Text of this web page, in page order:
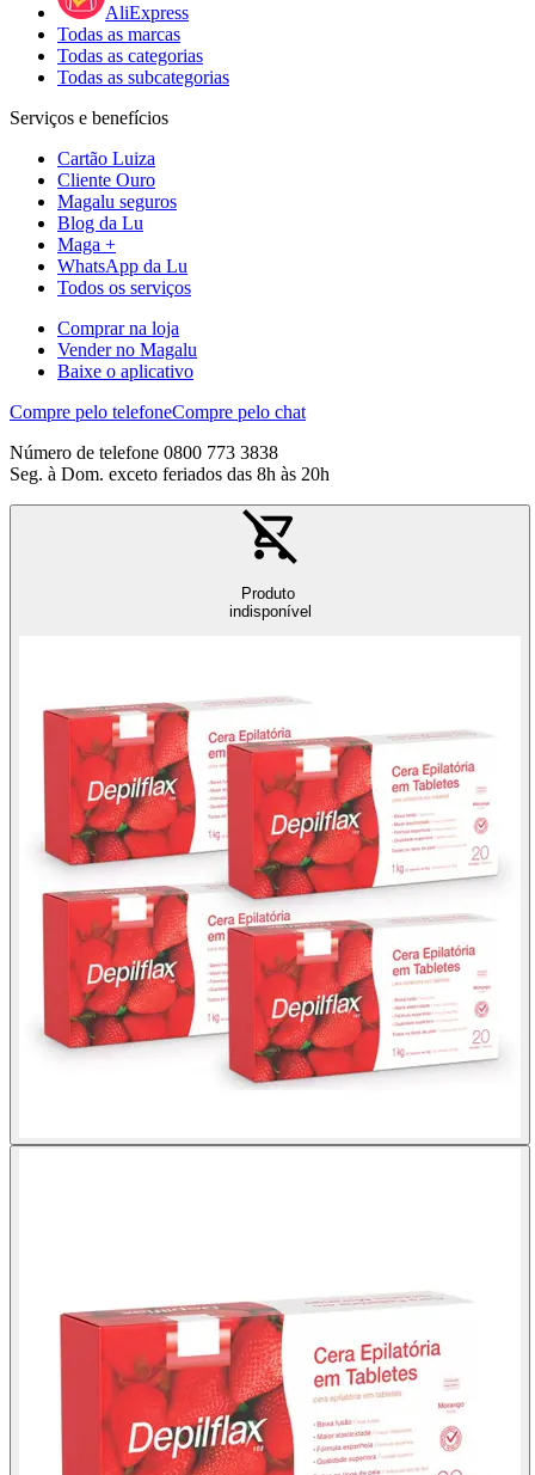
AliExpress
Todas as marcas
Todas as categorias
Todas as subcategorias
Serviços e benefícios
Cartão Luiza
Cliente Ouro
Magalu seguros
Blog da Lu
Maga +
WhatsApp da Lu
Todos os serviços
Comprar na loja
Vender no Magalu
Baixe o aplicativo
Compre pelo telefoneCompre pelo chat
Número de telefone 0800 773 3838
Seg. à Dom. exceto feriados das 8h às 20h
Produto
indisponível